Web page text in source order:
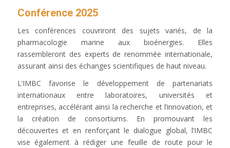
Conférence 2025
Les conférences couvriront des sujets variés, de la
pharmacologie marine aux bioénergies. Elles
rassembleront des experts de renommée internationale,
assurant ainsi des échanges scientifiques de haut niveau.
L’IMBC favorise le développement de partenariats
internationaux entre laboratoires, universités et
entreprises, accélérant ainsi la recherche et l’innovation, et
la création de consortiums. En promouvant les
découvertes et en renforçant le dialogue global, l’IMBC
vise également à rédiger une feuille de route pour le